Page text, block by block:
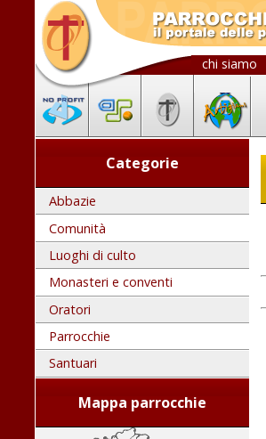
chi siamo
Categorie
Abbazie
Comunità
Luoghi di culto
Monasteri e conventi
Oratori
Parrocchie
Santuari
Mappa parrocchie